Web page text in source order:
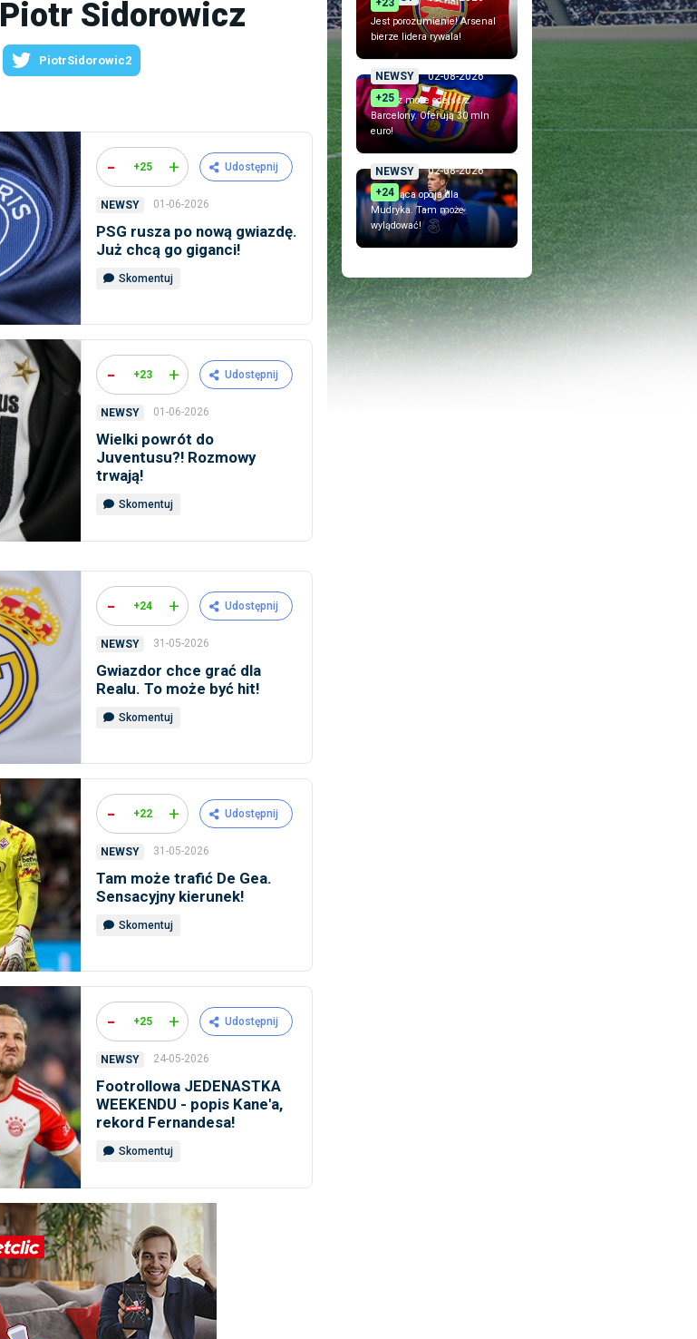
+23
Jest porozumienie! Arsenal
bierze lidera rywala!
NEWSY
02-08-2026
+25
Piłkarz może odejść z
Barcelony. Oferują 30 mln
euro!
NEWSY
02-08-2026
+24
Szokująca opcja dla
Mudryka. Tam może
wylądować!
Piotr Sidorowicz
PiotrSidorowic2
- +25 + Udostępnij
NEWSY 01-06-2026
PSG rusza po nową gwiazdę.
Już chcą go giganci!
Skomentuj
- +23 + Udostępnij
NEWSY 01-06-2026
Wielki powrót do
Juventusu?! Rozmowy
trwają!
Skomentuj
- +24 + Udostępnij
NEWSY 31-05-2026
Gwiazdor chce grać dla
Realu. To może być hit!
Skomentuj
- +22 + Udostępnij
NEWSY 31-05-2026
Tam może trafić De Gea.
Sensacyjny kierunek!
Skomentuj
- +25 + Udostępnij
NEWSY 24-05-2026
Footrollowa JEDENASTKA
WEEKENDU - popis Kane'a,
rekord Fernandesa!
Skomentuj